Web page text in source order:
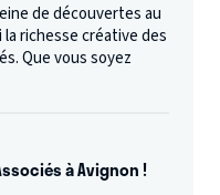
de découvertes au
la richesse créative des
Que vous soyez
à Avignon !